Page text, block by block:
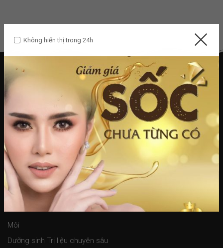
t.heraspa3@gmail.com
Dịch vụ spa
Môi
Dưỡng sinh Trị liệu chuyên sâu
Không hiển thị trong 24h